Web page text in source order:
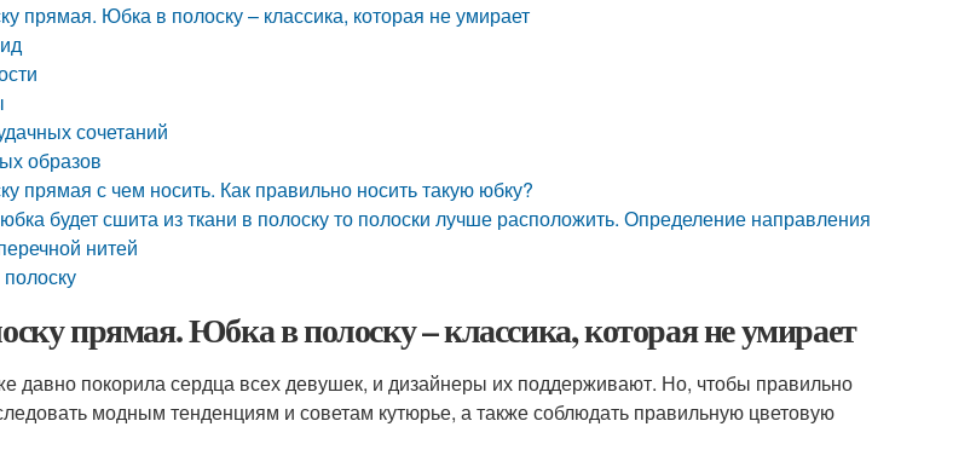
прямая. Юбка в полоску – классика, которая не умирает
сочетаний
образов
прямая с чем носить. Как правильно носить такую юбку?
будет сшита из ткани в полоску то полоски лучше расположить. Определение направления
нитей
прямая. Юбка в полоску – классика, которая не умирает
давно покорила сердца всех девушек, и дизайнеры их поддерживают. Но, чтобы правильно
модным тенденциям и советам кутюрье, а также соблюдать правильную цветовую